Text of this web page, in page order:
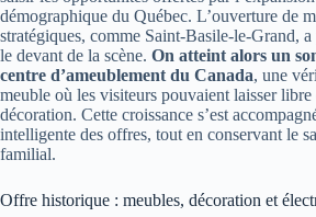
démographique du Québec. L’ouverture de
stratégiques, comme Saint-Basile-le-Grand,
le devant de la scène. On atteint alors un
centre d’ameublement du Canada, une
meuble où les visiteurs pouvaient laisser
décoration. Cette croissance s’est
intelligente des offres, tout en conservant le
familial.
Offre historique : meubles, décoration et